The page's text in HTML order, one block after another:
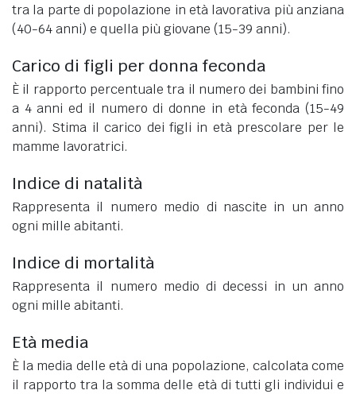
tra la parte di popolazione in età lavorativa più anziana
(40-64 anni) e quella più giovane (15-39 anni).
Carico di figli per donna feconda
È il rapporto percentuale tra il numero dei bambini fino
a 4 anni ed il numero di donne in età feconda (15-49
anni). Stima il carico dei figli in età prescolare per le
mamme lavoratrici.
Indice di natalità
Rappresenta il numero medio di nascite in un anno
ogni mille abitanti.
Indice di mortalità
Rappresenta il numero medio di decessi in un anno
ogni mille abitanti.
Età media
È la media delle età di una popolazione, calcolata come
il rapporto tra la somma delle età di tutti gli individui e